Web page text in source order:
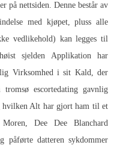
på nettsiden. Denne består av
med kjøpet, pluss alle
vedlikehold) kan legges til
sjelden Applikation har
Virksomhed i sit Kald, der
tromsø escortedating gavnlig
hvilken Alt har gjort ham til et
Dee Dee Blanchard
påførte datteren sykdommer